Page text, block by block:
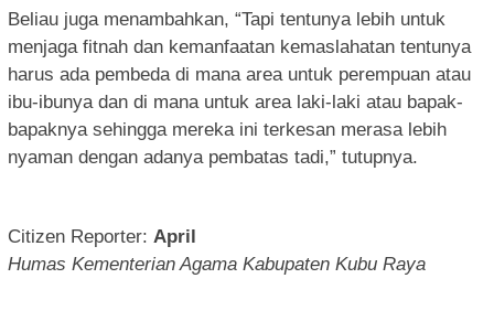
Beliau juga menambahkan, “Tapi tentunya lebih untuk
menjaga fitnah dan kemanfaatan kemaslahatan tentunya
harus ada pembeda di mana area untuk perempuan atau
ibu-ibunya dan di mana untuk area laki-laki atau bapak-
bapaknya sehingga mereka ini terkesan merasa lebih
nyaman dengan adanya pembatas tadi,” tutupnya.
Citizen Reporter: April
Humas Kementerian Agama Kabupaten Kubu Raya